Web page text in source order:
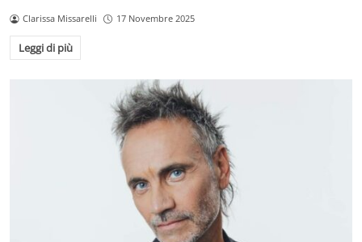
Clarissa Missarelli 17 Novembre 2025
Leggi di più